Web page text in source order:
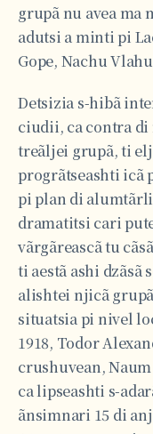
grupã nu avea ma
adutsi a minti pi
Gope, Nachu
Detsizia s-hibã
ciudii, ca contra
treãljei grupã, ti
progrãtseashti icã
pi plan di
dramatitsi cari
vãrgãreascã tu
ti aestã ashi
alishtei njicã
situatsia pi nivel
1918, Todor
crushuvean,
ca lipseashti s-
ãnsimnari 15 di